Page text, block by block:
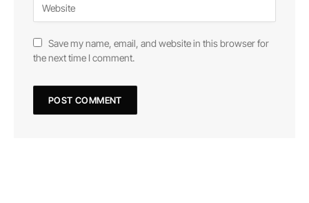
Save my name, email, and website in this browser for
the next time I comment.